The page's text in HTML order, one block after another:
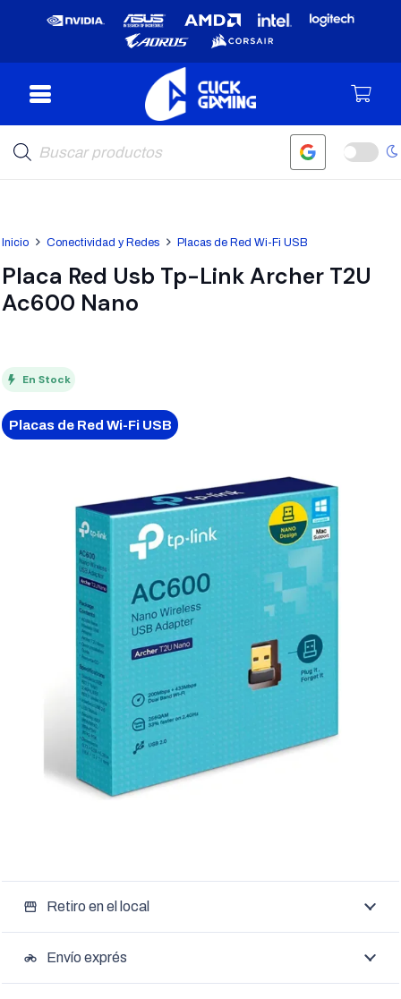
de
productos
Inicio Conectividad y Redes Placas de Red Wi-Fi USB
Placa Red Usb Tp-Link Archer T2U
Ac600 Nano
En Stock
Placas de Red Wi-Fi USB
storefront Retiro en el local
motorcycle Envío exprés